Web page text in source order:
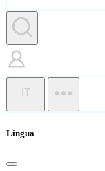
IT
Lingua